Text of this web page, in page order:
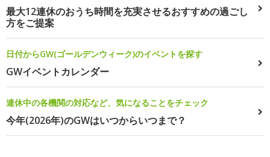
最大12連休のおうち時間を充実させるおすすめの過ごし
方をご提案
日付からGW(ゴールデンウィーク)のイベントを探す
GWイベントカレンダー
連休中の各機関の対応など、気になることをチェック
今年(2026年)のGWはいつからいつまで？